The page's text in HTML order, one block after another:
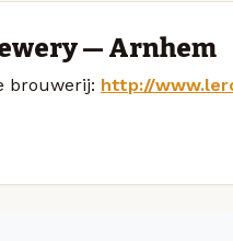
— Arnhem
brouwerij: http://